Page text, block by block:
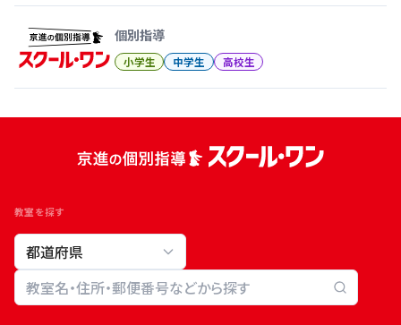
個別指導
小学生 中学生 高校生
教室を探す
教室検索